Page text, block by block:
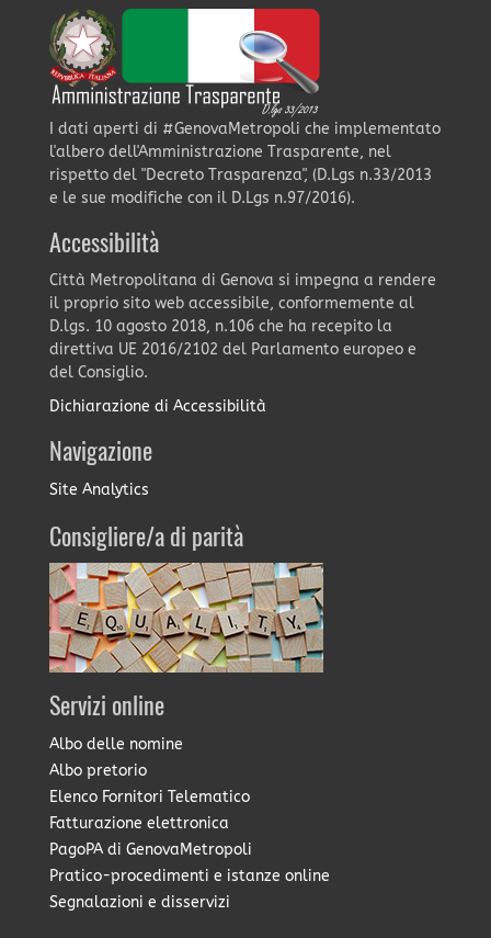
I dati aperti di #GenovaMetropoli che implementato
l'albero dell'Amministrazione Trasparente, nel
rispetto del "Decreto Trasparenza", (D.Lgs n.33/2013
e le sue modifiche con il D.Lgs n.97/2016).
Accessibilità
Città Metropolitana di Genova si impegna a rendere
il proprio sito web accessibile, conformemente al
D.lgs. 10 agosto 2018, n.106 che ha recepito la
direttiva UE 2016/2102 del Parlamento europeo e
del Consiglio.
Dichiarazione di Accessibilità
Navigazione
Site Analytics
Consigliere/a di parità
Servizi online
Albo delle nomine
Albo pretorio
Elenco Fornitori Telematico
Fatturazione elettronica
PagoPA di GenovaMetropoli
Pratico-procedimenti e istanze online
Segnalazioni e disservizi